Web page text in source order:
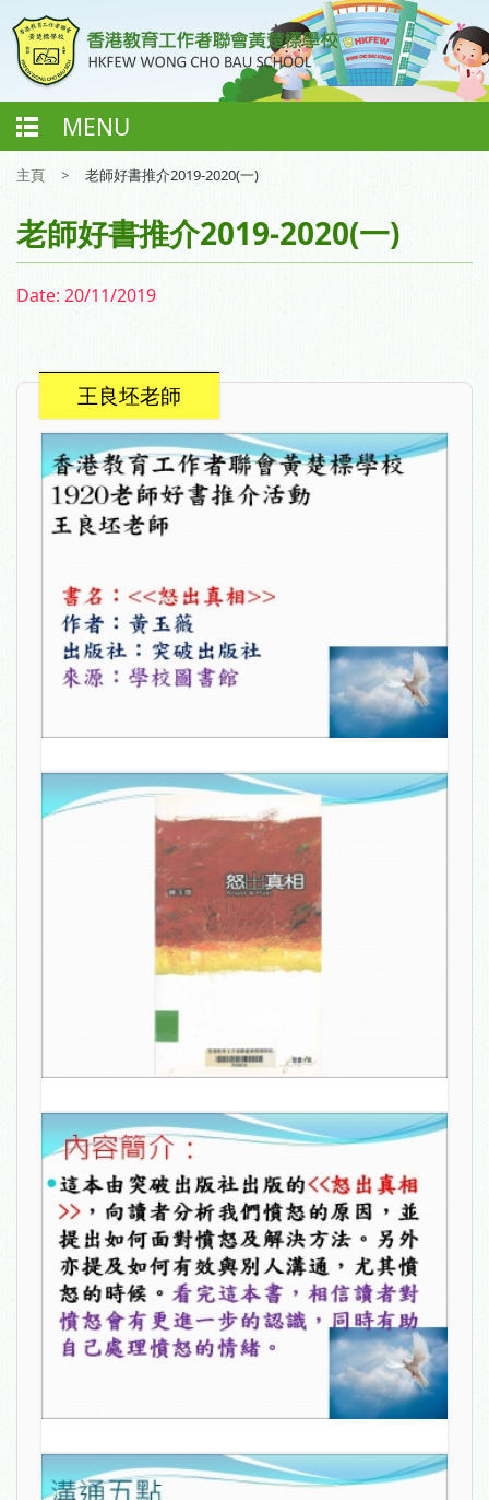
MENU
主頁 > 老師好書推介2019-2020(一)
老師好書推介2019-2020(一)
Date: 20/11/2019
王良坯老師